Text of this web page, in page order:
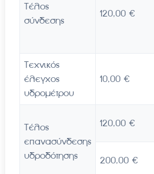
Τέλος
σύνδεσης
120,00 €
Τεχνικός
έλεγχος
υδρομέτρου
10,00 €
Τέλος
επανασύνδεσης
υδροδότησης
120,00 €
200,00 €